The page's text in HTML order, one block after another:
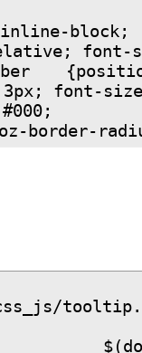
font-
border-
3px;
3px;
3px;
3px;}
css_js/